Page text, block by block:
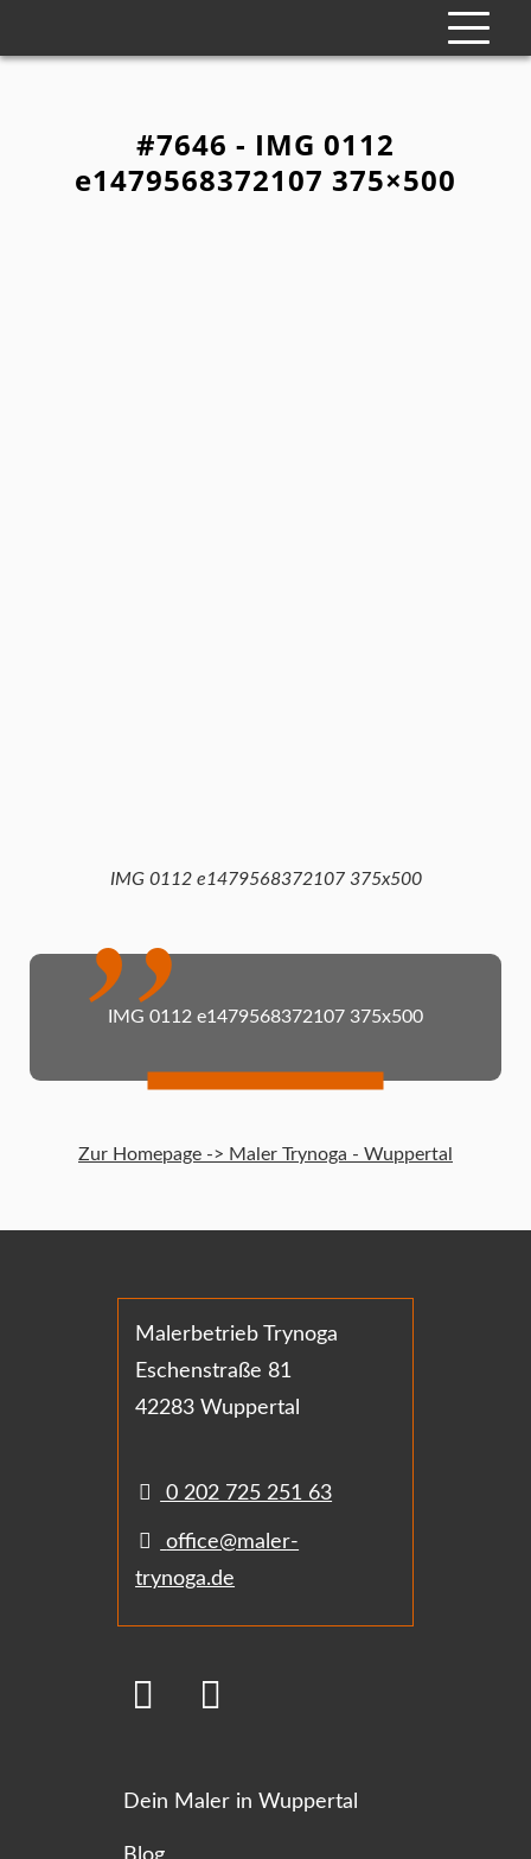
#7646 - IMG 0112
e1479568372107 375×500
IMG 0112 e1479568372107 375x500
IMG 0112 e1479568372107 375x500
Zur Homepage -> Maler Trynoga - Wuppertal
Malerbetrieb Trynoga
Eschenstraße 81
42283 Wuppertal
0 202 725 251 63
office@maler-
trynoga.de
Dein Maler in Wuppertal
Blog